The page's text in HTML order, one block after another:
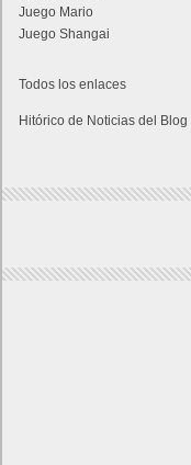
Juego Mario
Juego Shangai
Todos los enlaces
Hitórico de Noticias del Blog